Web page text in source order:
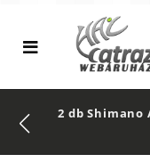
2 db Shimano